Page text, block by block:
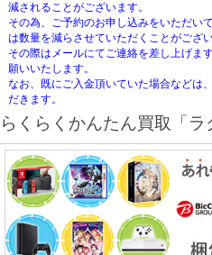
減されることがございます。
その為、ご予約のお申し込みをいただい
は数量を減らさせていただくことがござい
その際はメールにてご連絡を差し上げま
願いいたします。
なお、既にご入金頂いていた場合などは
だきます。
らくらくかんたん買取「ラ